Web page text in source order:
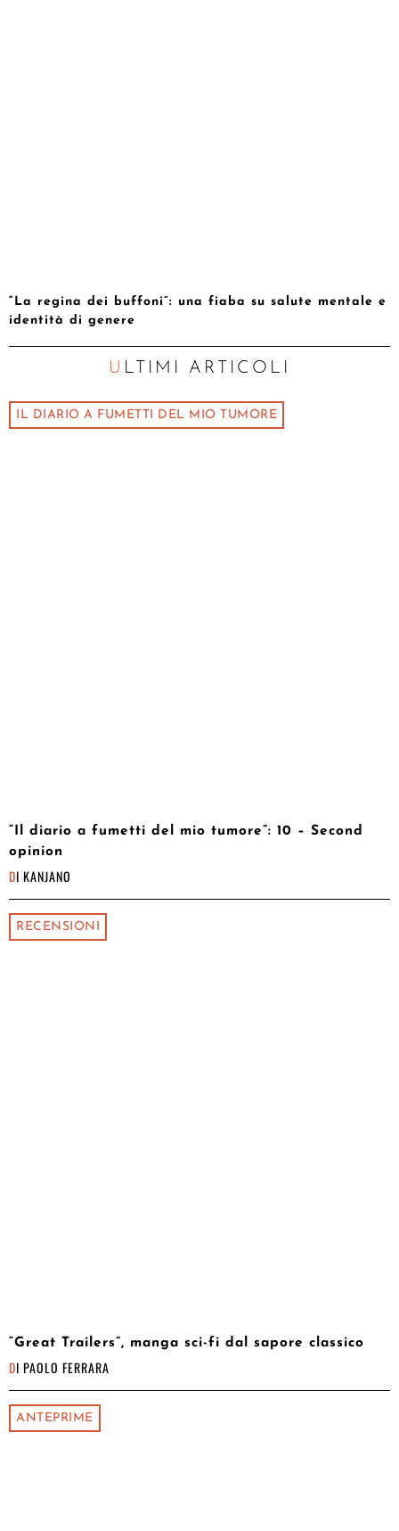
“La regina dei buffoni”: una fiaba su salute mentale e
identità di genere
ULTIMI ARTICOLI
IL DIARIO A FUMETTI DEL MIO TUMORE
“Il diario a fumetti del mio tumore”: 10 – Second
opinion
DI KANJANO
RECENSIONI
“Great Trailers”, manga sci-fi dal sapore classico
DI PAOLO FERRARA
ANTEPRIME